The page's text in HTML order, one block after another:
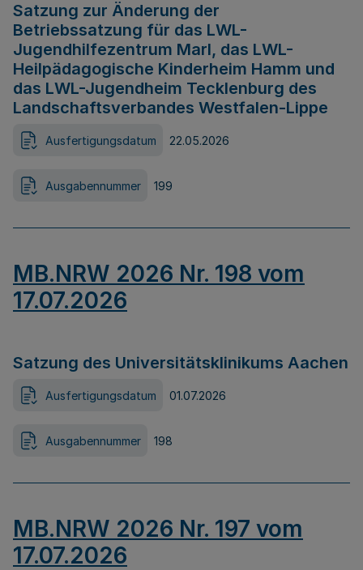
Satzung zur Änderung der
Betriebssatzung für das LWL-
Jugendhilfezentrum Marl, das LWL-
Heilpädagogische Kinderheim Hamm und
das LWL-Jugendheim Tecklenburg des
Landschaftsverbandes Westfalen-Lippe
Ausfertigungsdatum 22.05.2026
Ausgabennummer 199
MB.NRW 2026 Nr. 198 vom
17.07.2026
Satzung des Universitätsklinikums Aachen
Ausfertigungsdatum 01.07.2026
Ausgabennummer 198
MB.NRW 2026 Nr. 197 vom
17.07.2026